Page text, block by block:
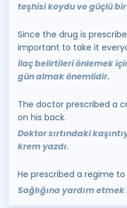
teşhisi koydu ve güçlü bir
Since the drug is
important to take it
İlaç belirtileri önlemek
gün almak önemlidir.
The doctor prescribed a
on his back.
Doktor sırtındaki
krem yazdı.
He prescribed a regime
Sağlığına yardım